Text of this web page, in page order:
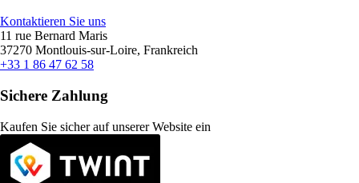
Kontaktieren Sie uns
11 rue Bernard Maris
37270 Montlouis-sur-Loire, Frankreich
+33 1 86 47 62 58
Sichere Zahlung
Kaufen Sie sicher auf unserer Website ein